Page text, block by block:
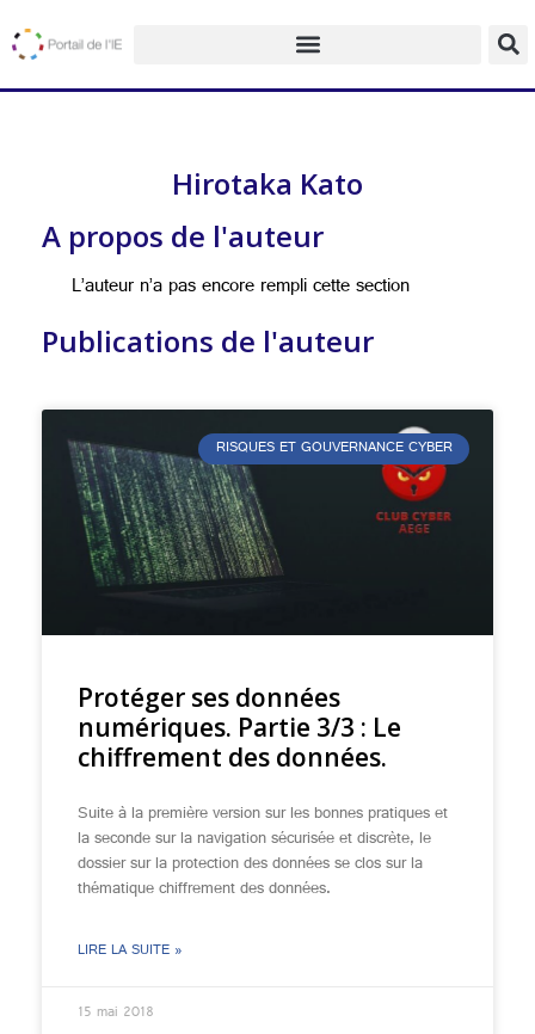
Hirotaka Kato
A propos de l'auteur
L’auteur n’a pas encore rempli cette section
Publications de l'auteur
RISQUES ET GOUVERNANCE CYBER
Protéger ses données
numériques. Partie 3/3 : Le
chiffrement des données.
Suite à la première version sur les bonnes pratiques et
la seconde sur la navigation sécurisée et discrète, le
dossier sur la protection des données se clos sur la
thématique chiffrement des données.
LIRE LA SUITE »
15 mai 2018